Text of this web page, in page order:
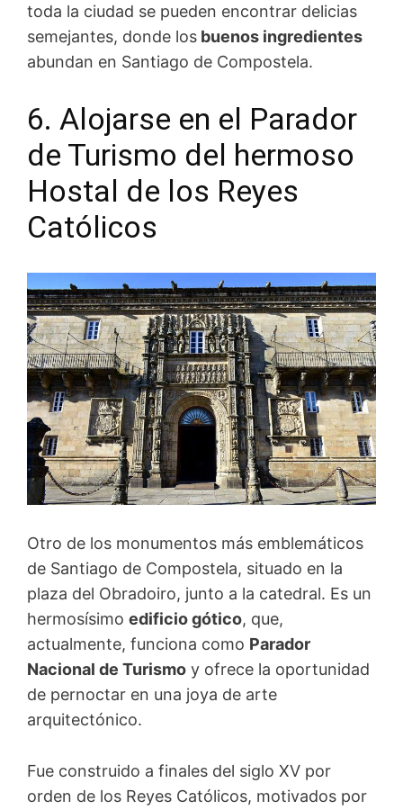
toda la ciudad se pueden encontrar delicias
semejantes, donde los buenos ingredientes
abundan en Santiago de Compostela.
6. Alojarse en el Parador
de Turismo del hermoso
Hostal de los Reyes
Católicos
Otro de los monumentos más emblemáticos
de Santiago de Compostela, situado en la
plaza del Obradoiro, junto a la catedral. Es un
hermosísimo edificio gótico, que,
actualmente, funciona como Parador
Nacional de Turismo y ofrece la oportunidad
de pernoctar en una joya de arte
arquitectónico.
Fue construido a finales del siglo XV por
orden de los Reyes Católicos, motivados por